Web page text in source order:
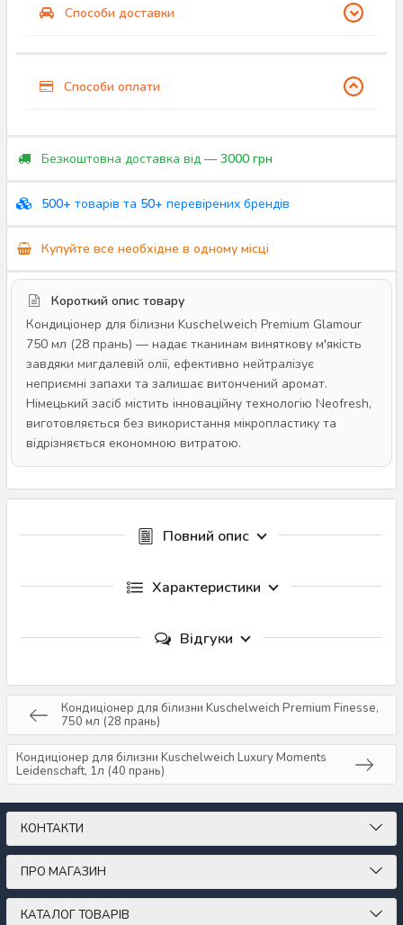
Способи доставки
Способи оплати
Безкоштовна доставка від — 3000 грн
500+ товарів та 50+ перевірених брендів
Купуйте все необхідне в одному місці
Короткий опис товару
Кондиціонер для білизни Kuschelweich Premium Glamour
750 мл (28 прань) — надає тканинам виняткову м'якість
завдяки мигдалевій олії, ефективно нейтралізує
неприємні запахи та залишає витончений аромат.
Німецький засіб містить інноваційну технологію Neofresh,
виготовляється без використання мікропластику та
відрізняється економною витратою.
Повний опис
Характеристики
Відгуки
Кондиціонер для білизни Kuschelweich Premium Finesse,
750 мл (28 прань)
Кондиціонер для білизни Kuschelweich Luxury Moments
Leidenschaft, 1л (40 прань)
КОНТАКТИ
ПРО МАГАЗИН
КАТАЛОГ ТОВАРІВ